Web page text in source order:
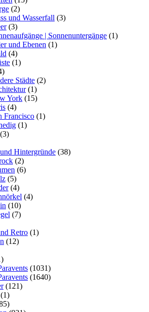
(2)
und Wasserfall (3)
(3)
| Sonnenuntergänge (1)
und Ebenen (1)
(4)
(1)
Städte (2)
(1)
York (15)
(4)
Francisco (1)
(1)
(3)
Hintergründe (38)
(2)
(6)
(5)
(4)
(4)
(10)
(7)
Retro (1)
(12)
(1031)
(1640)
(121)
(1)